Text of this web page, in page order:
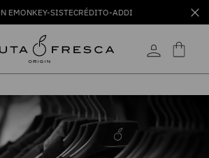
EMONKEY-SISTECRÉDITO-ADDI